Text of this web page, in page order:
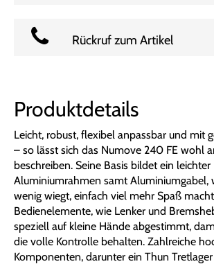
Rückruf zum Artikel
Produktdetails
Leicht, robust, flexibel anpassbar und mit
– so lässt sich das Numove 240 FE wohl
beschreiben. Seine Basis bildet ein leichter
Aluminiumrahmen samt Aluminiumgabel,
wenig wiegt, einfach viel mehr Spaß
Bedienelemente, wie Lenker und
speziell auf kleine Hände abgestimmt,
die volle Kontrolle behalten. Zahlreiche
Komponenten, darunter ein Thun